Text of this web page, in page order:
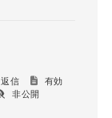
返信
有効
非公開